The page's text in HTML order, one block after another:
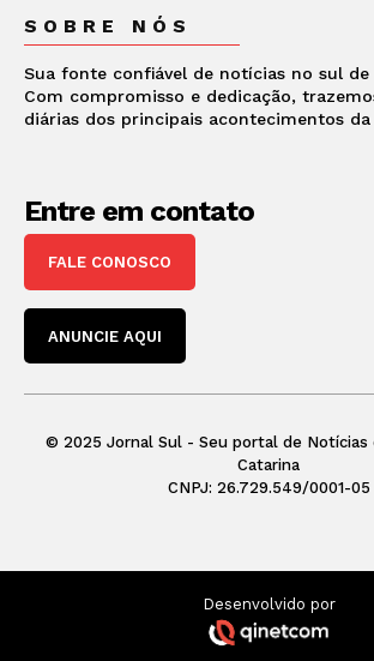
SOBRE NÓS
Sua fonte confiável de notícias no sul de
Com compromisso e dedicação,
diárias dos principais acontecimentos da
Entre em contato
FALE CONOSCO
ANUNCIE AQUI
© 2025 Jornal Sul - Seu portal de Notícias
Catarina
CNPJ: 26.729.549/0001-05
Desenvolvido por